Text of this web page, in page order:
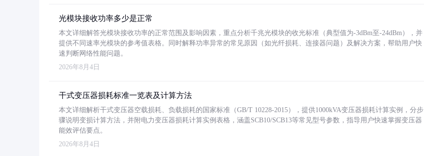
光模块接收功率多少是正常
本文详细解答光模块接收功率的正常范围及影响因素，重点分析千兆光模块的收光标准（典型值为-3dBm至-24dBm），并
提供不同速率光模块的参考值表格。同时解释功率异常的常见原因（如光纤损耗、连接器问题）及解决方案，帮助用户快
速判断网络性能问题。
2026年8月4日
干式变压器损耗标准一览表及计算方法
本文详细解析干式变压器空载损耗、负载损耗的国家标准（GB/T 10228-2015），提供1000kVA变压器损耗计算实例，分步
骤说明变损计算方法，并附电力变压器损耗计算实例表格，涵盖SCB10/SCB13等常见型号参数，指导用户快速掌握变压器
能效评估要点。
2026年8月4日